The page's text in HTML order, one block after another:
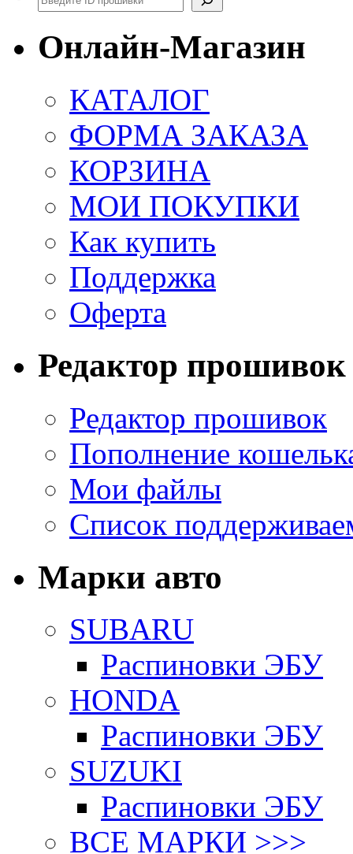
Онлайн-Магазин
КАТАЛОГ
ФОРМА ЗАКАЗА
КОРЗИНА
МОИ ПОКУПКИ
Как купить
Поддержка
Оферта
Редактор прошивок
Редактор прошивок
Пополнение
Мои файлы
Список
Марки авто
SUBARU
Распиновки ЭБУ
HONDA
Распиновки ЭБУ
SUZUKI
Распиновки ЭБУ
ВСЕ МАРКИ >>>